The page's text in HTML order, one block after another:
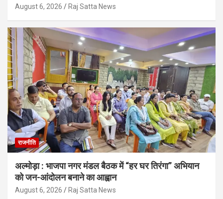
August 6, 2026 Raj Satta News
राजनीति
अल्मोड़ा : भाजपा नगर मंडल बैठक में “हर घर तिरंगा” अभियान
को जन-आंदोलन बनाने का आह्वान
August 6, 2026 Raj Satta News